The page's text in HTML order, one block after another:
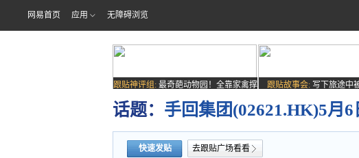
网易首页 应用 无障碍浏览
跟贴神评组: 最奇葩动物园！全靠家禽撑
场子
跟贴故事会: 写下旅途中
话题： 手回集团(02621.HK)5月
快速发贴 去跟贴广场看看